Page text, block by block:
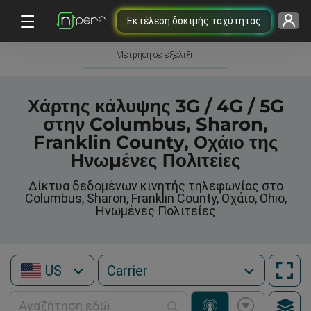
Εκτέλεση δοκιμής ταχύτητας
Μέτρηση σε εξέλιξη
Χάρτης κάλυψης 3G / 4G / 5G
στην Columbus, Sharon,
Franklin County, Οχάιο της
Ηνωμένες Πολιτείες
Δίκτυα δεδομένων κινητής τηλεφωνίας στο
Columbus, Sharon, Franklin County, Οχάιο, Ohio,
Ηνωμένες Πολιτείες
US